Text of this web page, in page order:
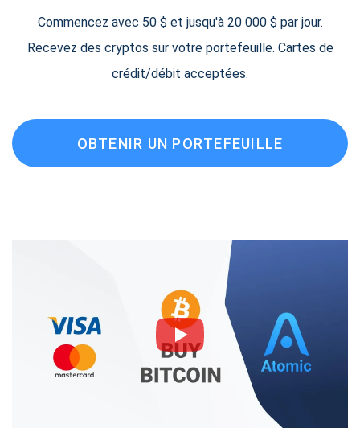
Commencez avec 50 $ et jusqu'à 20 000 $ par jour.
Recevez des cryptos sur votre portefeuille. Cartes de
crédit/débit acceptées.
OBTENIR UN PORTEFEUILLE